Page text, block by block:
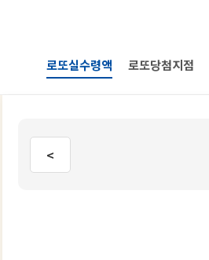
로또실수령액 로또당첨지점
<